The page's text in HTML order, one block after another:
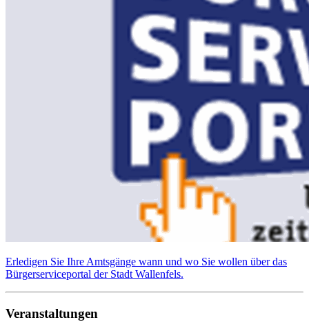
Erledigen Sie Ihre Amtsgänge wann und wo Sie wollen über das
Bürgerserviceportal der Stadt Wallenfels.
Veranstaltungen